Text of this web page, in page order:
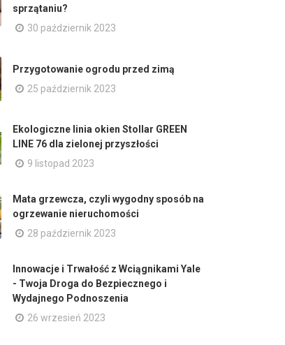
sprzątaniu?
30 październik 2023
Przygotowanie ogrodu przed zimą
25 październik 2023
Ekologiczne linia okien Stollar GREEN
LINE 76 dla zielonej przyszłości
9 listopad 2023
Mata grzewcza, czyli wygodny sposób na
ogrzewanie nieruchomości
28 październik 2023
Innowacje i Trwałość z Wciągnikami Yale
- Twoja Droga do Bezpiecznego i
Wydajnego Podnoszenia
26 wrzesień 2023